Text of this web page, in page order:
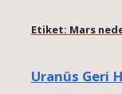
Etiket: Mars
Uranüs Geri